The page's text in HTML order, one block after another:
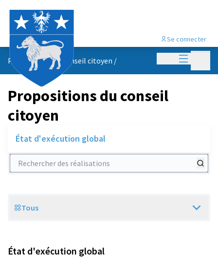
Menu
Se connecter
Propositions du conseil citoyen /
Propositions du conseil
citoyen
État d'exécution global
Rechercher des réalisations
Scope
Tous
État d'exécution global